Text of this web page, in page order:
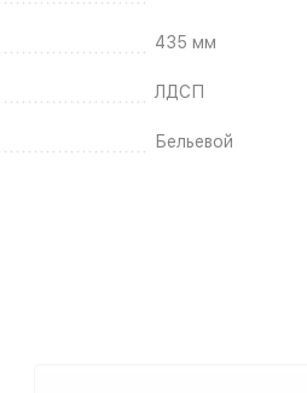
435 мм
ЛДСП
Бельевой